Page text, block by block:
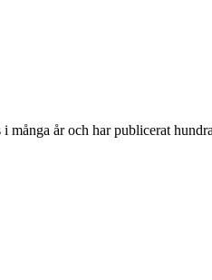
många år och har publicerat